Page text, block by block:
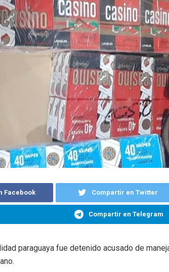
Facebook Compartir en Twitter
Compartir en Telegram
paraguaya fue detenido acusado de